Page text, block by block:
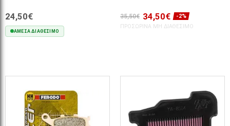
24,50€
ΆΜΕΣΑ ΔΙΑΘΈΣΙΜΟ
35,50€ 34,50€
-2%
ΠΡΟΣΩΡΙΝΆ ΜΗ ΔΙΑΘΈΣΙΜΟ